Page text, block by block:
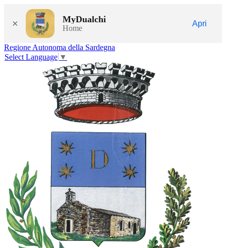
× MyDualchi
Home
Apri
Regione Autonoma della Sardegna
Select Language ▼